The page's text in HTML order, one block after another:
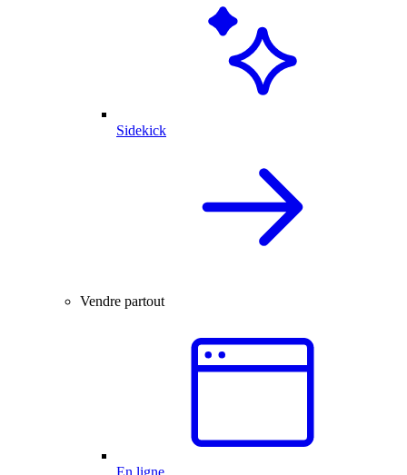
Sidekick
Vendre partout
En ligne